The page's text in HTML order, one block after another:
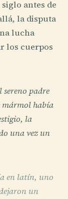
antes de
la disputa
lucha
los cuerpos
sereno padre
mármol había
la
una vez un
en latín, uno
un